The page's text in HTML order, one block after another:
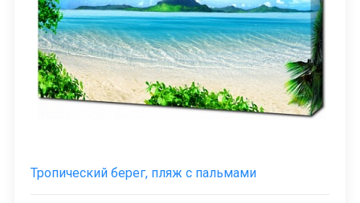
Тропический берег, пляж с пальмами